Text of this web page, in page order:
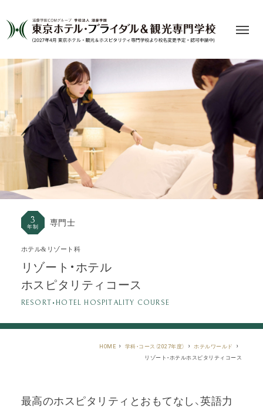
3
年制 専門士
ホテル&リゾート科
リゾート・ホテル
ホスピタリティコース
RESORT•HOTEL HOSPITALITY COURSE
HOME 学科・コース（2027年度）
ホテルワールド
リゾート・ホテルホスピタリティコース
最高のホスピタリティとおもてなし、英語力